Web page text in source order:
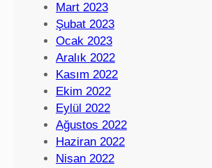
Mart 2023
Şubat 2023
Ocak 2023
Aralık 2022
Kasım 2022
Ekim 2022
Eylül 2022
Ağustos 2022
Haziran 2022
Nisan 2022